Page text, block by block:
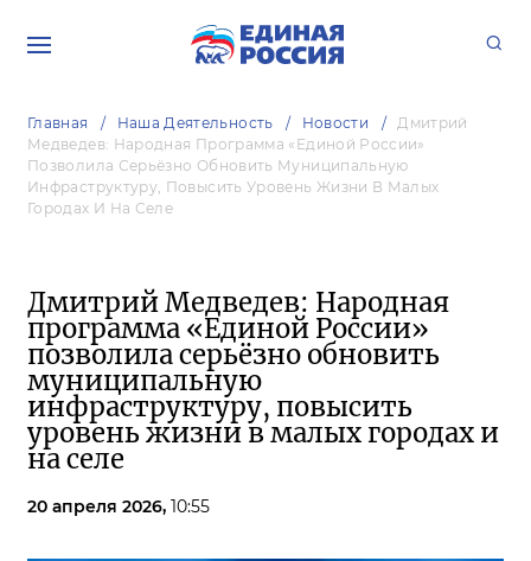
Главная Наша Деятельность Новости
Дмитрий
Медведев: Народная Программа «Единой России»
Позволила Серьёзно Обновить Муниципальную
Инфраструктуру, Повысить Уровень Жизни В Малых
Городах И На Селе
Дмитрий Медведев: Народная
программа «Единой России»
позволила серьёзно обновить
муниципальную
инфраструктуру, повысить
уровень жизни в малых городах и
на селе
20 апреля 2026, 10:55